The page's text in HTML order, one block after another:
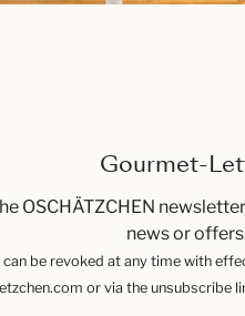
Gourmet-
OSCHÄTZCHEN
news or
can be revoked at any time with
or via the unsubscribe